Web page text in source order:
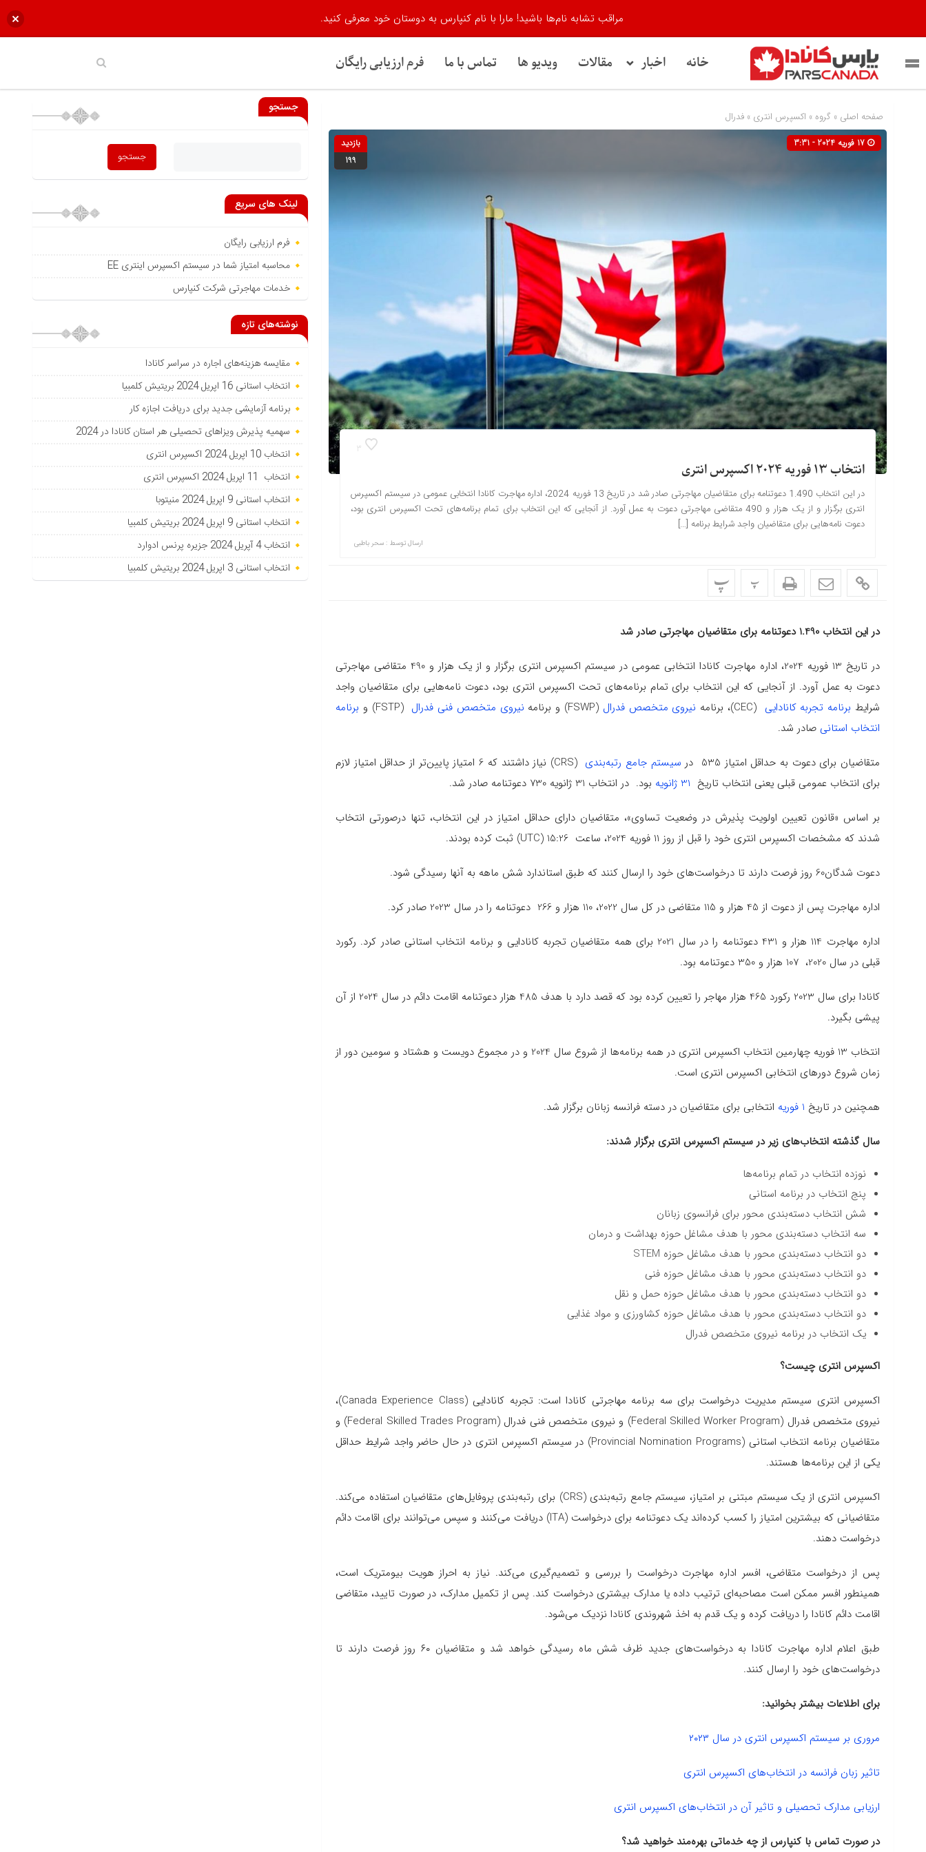
خانه اخبار مقالات ویدیو ها تماس با ما فرم ارزیابی رایگان
صفحه اصلی » گروه » اکسپرس انتری » فدرال
بازدید
199
3
انتخاب 13 فوریه 2024 اکسپرس انتری
در این انتخاب 1.490 دعوتنامه برای متقاضیان مهاجرتی صادر شد در تاریخ 13 فوریه 2024، اداره مهاجرت کانادا انتخابی عمومی در سیستم اکسپرس
انتری برگزار و از یک هزار و 490 متقاضی مهاجرتی دعوت به عمل آورد. از آنجایی که این انتخاب برای تمام برنامه‌های تحت اکسپرس انتری بود،
دعوت نامه‌هایی برای متقاضیان واجد شرایط برنامه […]
ارسال توسط : سحر باطبی
پ پ
در این انتخاب 1.490 دعوتنامه برای متقاضیان مهاجرتی صادر شد
در تاریخ 13 فوریه 2024، اداره مهاجرت کانادا انتخابی عمومی در سیستم اکسپرس انتری برگزار و از یک هزار و 490 متقاضی مهاجرتی
دعوت به عمل آورد. از آنجایی که این انتخاب برای تمام برنامه‌های تحت اکسپرس انتری بود، دعوت نامه‌هایی برای متقاضیان واجد
شرایط برنامه تجربه کانادایی (CEC)، برنامه نیروی متخصص فدرال (FSWP) و برنامه نیروی متخصص فنی فدرال (FSTP) و
برنامه‌
انتخاب استانی صادر شد.
متقاضیان برای دعوت به حداقل امتیاز 535 در سیستم جامع رتبه‌بندی
(CRS) نیاز داشتند که 6 امتیاز پایین‌تر از حداقل امتیاز لازم
برای انتخاب عمومی قبلی یعنی انتخاب تاریخ 31 ژانویه بود. در انتخاب 31 ژانویه 730 دعوتنامه صادر شد.
بر اساس «قانون تعیین اولویت پذیرش در وضعیت تساوی»، متقاضیان دارای حداقل امتیاز در این انتخاب، تنها درصورتی انتخاب
‌شدند که مشخصات اکسپرس انتری خود را قبل از روز 11 فوریه 2024، ساعت 15:26 (UTC) ثبت کرده بودند.
دعوت شدگان60 روز فرصت دارند تا درخواست‌های خود را ارسال کنند که طبق استاندارد شش ماهه به آنها رسیدگی شود.
اداره مهاجرت پس از دعوت از 45 هزار و 115 متقاضی در کل سال 2022، 110 هزار و 266 دعوتنامه را در سال 2023 صادر کرد.
اداره مهاجرت 114 هزار و 431 دعوتنامه را در سال 2021 برای همه متقاضیان تجربه کانادایی و برنامه انتخاب استانی صادر کرد. رکورد
قبلی در سال 2020، 107 هزار و 350 دعوتنامه بود.
کانادا برای سال 2023 رکورد 465 هزار مهاجر را تعیین کرده بود که قصد دارد با هدف 485 هزار دعوتنامه اقامت دائم در سال 2024 از آن
پیشی بگیرد.
انتخاب 13 فوریه چهارمین انتخاب اکسپرس انتری در همه برنامه‌ها از شروع سال 2024 و در مجموع دویست و هشتاد و سومین دور از
زمان شروع دورهای انتخابی اکسپرس انتری است.
همچنین در تاریخ 1 فوریه انتخابی برای متقاضیان در دسته فرانسه زبانان برگزار شد.
سال گذشته انتخاب‌های زیر در سیستم اکسپرس انتری برگزار شدند:
نوزده انتخاب در تمام برنامه‌ها
پنج انتخاب در برنامه استانی
شش انتخاب دسته‌بندی محور برای فرانسوی زبانان
سه انتخاب دسته‌بندی محور با هدف مشاغل حوزه بهداشت و درمان
دو انتخاب دسته‌بندی محور با هدف مشاغل حوزه STEM
دو انتخاب دسته‌بندی محور با هدف مشاغل حوزه فنی
دو انتخاب دسته‌بندی محور با هدف مشاغل حوزه حمل و نقل
دو انتخاب دسته‌بندی محور با هدف مشاغل حوزه کشاورزی و مواد غذایی
یک انتخاب در برنامه نیروی متخصص فدرال
اکسپرس انتری چیست؟
اکسپرس انتری سیستم مدیریت درخواست برای سه برنامه مهاجرتی کانادا است: تجربه کانادایی (Canada Experience Class)،
نیروی متخصص فدرال (Federal Skilled Worker Program) و نیروی متخصص فنی فدرال (Federal Skilled Trades Program) و
متقاضیان برنامه انتخاب استانی (Provincial Nomination Programs) در سیستم اکسپرس انتری در حال حاضر واجد شرایط حداقل
یکی از این برنامه‌ها هستند.
اکسپرس انتری از یک سیستم مبتنی بر امتیاز، سیستم جامع رتبه‌بندی (CRS) برای رتبه‌بندی پروفایل‌های متقاضیان استفاده می‌کند.
متقاضیانی که بیشترین امتیاز را کسب کرده‌اند یک دعوتنامه برای درخواست (ITA) دریافت می‌کنند و سپس می‌توانند برای اقامت دائم
درخواست دهند.
پس از درخواست متقاضی، افسر اداره مهاجرت درخواست را بررسی و تصمیم‌گیری می‌کند. نیاز به احراز هویت بیومتریک است،
همینطور افسر ممکن است مصاحبه‌ای ترتیب داده یا مدارک بیشتری درخواست کند. پس از تکمیل مدارک، در صورت تایید، متقاضی
اقامت دائم کانادا را دریافت کرده و یک قدم به اخذ شهروندی کانادا نزدیک می‌شود.
طبق اعلام اداره مهاجرت کانادا به درخواست‌های جدید ظرف شش ماه رسیدگی خواهد شد و متقاضیان ۶۰ روز فرصت دارند تا
درخواست‌های خود را ارسال کنند.
برای اطلاعات بیشتر بخوانید:
مروری بر سیستم اکسپرس انتری در سال ۲۰۲۳
تاثیر زبان فرانسه در انتخاب‌های اکسپرس انتری
ارزیابی مدارک تحصیلی و تاثیر آن در انتخاب‌های اکسپرس انتری
در صورت تماس با کنپارس از چه خدماتی بهره‌مند خواهید شد؟
جستجو
لینک های سریع
فرم ارزیابی رایگان
محاسبه امتیاز شما در سیستم اکسپرس اینتری EE
خدمات مهاجرتی شرکت کنپارس
نوشته‌های تازه
مقایسه هزینه‌های اجاره در سراسر کانادا
انتخاب استانی 16 اپریل 2024 بریتیش کلمبیا
برنامه آزمایشی جدید برای دریافت اجازه کار
سهمیه پذیرش ویزاهای تحصیلی هر استان‌ کانادا در 2024
انتخاب 10 اپریل 2024 اکسپرس انتری
انتخاب 11 اپریل 2024 اکسپرس انتری
انتخاب استانی 9 اپریل 2024 منیتوبا
انتخاب استانی 9 اپریل 2024 بریتیش کلمبیا
انتخاب 4 آپریل 2024 جزیره پرنس ادوارد
انتخاب استانی 3 اپریل 2024 بریتیش کلمبیا
مراقب تشابه نام‌ها باشید! مارا با نام کنپارس به دوستان خود معرفی کنید.